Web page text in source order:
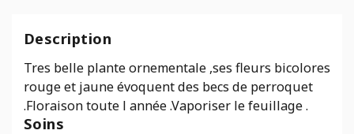
Description
Tres belle plante ornementale ,ses fleurs bicolores
rouge et jaune évoquent des becs de perroquet
.Floraison toute l année .Vaporiser le feuillage .
Soins